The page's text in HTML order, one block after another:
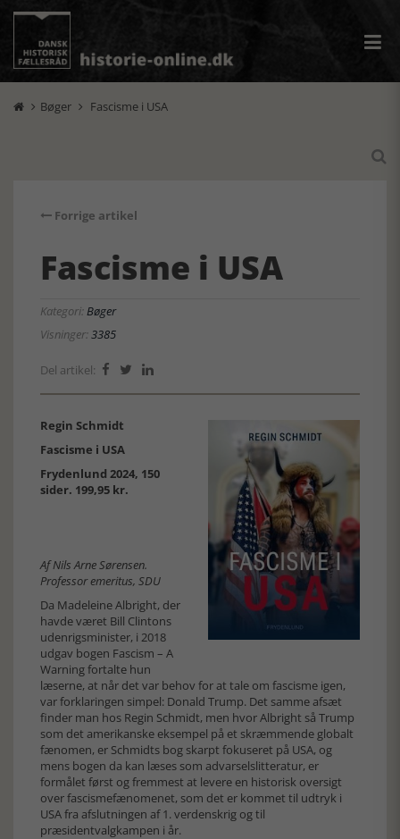
 Bøger  Fascisme i USA

Forrige artikel
Fascisme i USA
Kategori:Bøger
Visninger:3385
Del artikel:   
Regin Schmidt
Fascisme i USA
Frydenlund 2024, 150
sider. 199,95 kr.
Af Nils Arne Sørensen.
Professor emeritus, SDU
Da Madeleine Albright, der
havde været Bill Clintons
udenrigsminister, i 2018
udgav bogen Fascism – A
Warning fortalte hun
læserne, at når det var behov for at tale om fascisme igen,
var forklaringen simpel: Donald Trump. Det samme afsæt
finder man hos Regin Schmidt, men hvor Albright så Trump
som det amerikanske eksempel på et skræmmende globalt
fænomen, er Schmidts bog skarpt fokuseret på USA, og
mens bogen da kan læses som advarselslitteratur, er
formålet først og fremmest at levere en historisk oversigt
over fascismefænomenet, som det er kommet til udtryk i
USA fra afslutningen af 1. verdenskrig og til
præsidentvalgkampen i år.